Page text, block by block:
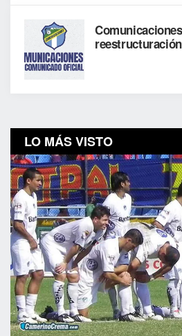
reestructuración
LO MÁS VISTO